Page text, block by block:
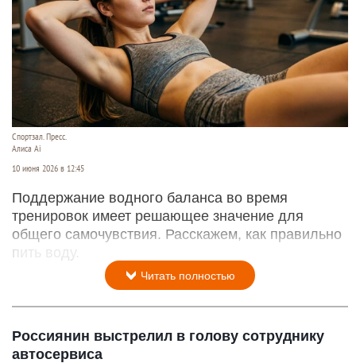
Спортзал. Пресс.
Алиса Ai
10 июня 2026 в 12:45
Поддержание водного баланса во время
тренировок имеет решающее значение для
общего самочувствия. Расскажем, как правильно
пить воду.
Читать полностью
Россиянин выстрелил в голову сотруднику
автосервиса